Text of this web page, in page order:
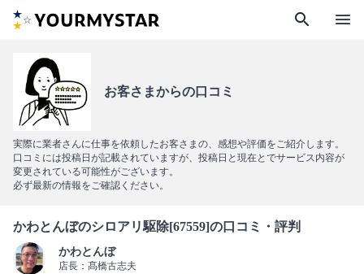
search menu
お客さまからの口コミ
実際に業者さんに仕事を依頼したお客さまの、感想や評価をご紹介します。
口コミには投稿日が記載されていますが、投稿日と現在とでサービス内容が
変更されている可能性がございます。
必ず最新の情報をご確認ください。
かわとんぼのシロアリ駆除[67559]の口コミ・評判
かわとんぼ
店長：髙橋古志夫